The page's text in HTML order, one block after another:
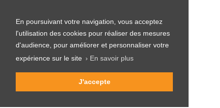
En poursuivant votre navigation, vous acceptez
l'utilisation des cookies pour réaliser des mesures
d'audience, pour améliorer et personnaliser votre
expérience sur le site › En savoir plus
J'accepte